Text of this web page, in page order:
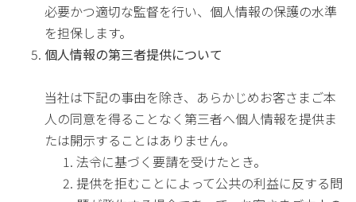
必要かつ適切な監督を行い、個人情報の保護の水準
を担保します。
個人情報の第三者提供について
当社は下記の事由を除き、あらかじめお客さまご本
人の同意を得ることなく第三者へ個人情報を提供ま
たは開示することはありません。
法令に基づく要請を受けたとき。
提供を拒むことによって公共の利益に反する問